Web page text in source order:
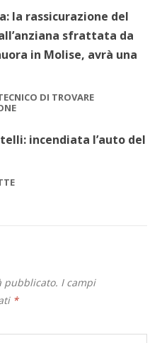
la rassicurazione del
sfrattata da
in Molise, avrà una
DI TROVARE
incendiata l’auto del
pubblicato. I campi
*